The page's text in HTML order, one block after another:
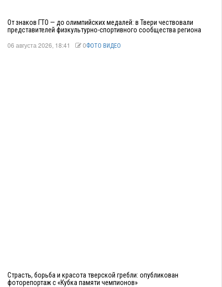
От знаков ГТО — до олимпийских медалей: в Твери чествовали
представителей физкультурно-спортивного сообщества региона
06 августа 2026, 18:41 0ФОТО ВИДЕО
Страсть, борьба и красота тверской гребли: опубликован
фоторепортаж с «Кубка памяти чемпионов»